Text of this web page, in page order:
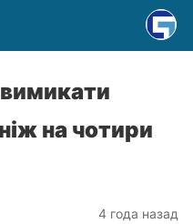
на чотири
4 года назад